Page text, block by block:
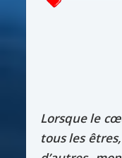
Lorsque le
tous les